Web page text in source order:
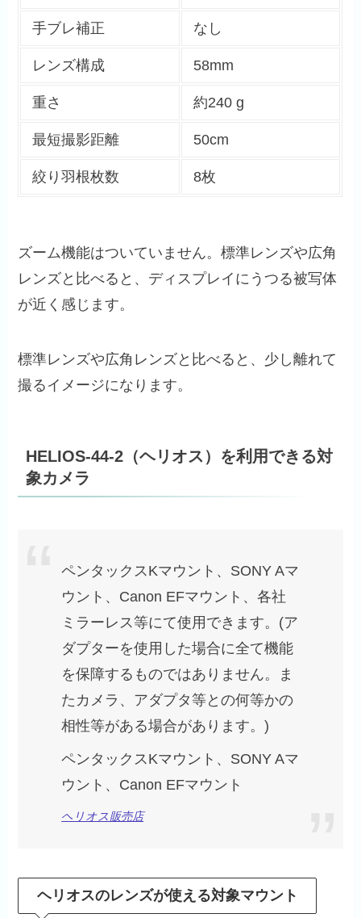
手ブレ補正 なし
レンズ構成 58mm
重さ 約240 g
最短撮影距離 50cm
絞り羽根枚数 8枚
ズーム機能はついていません。標準レンズや広角
レンズと比べると、ディスプレイにうつる被写体
が近く感じます。
標準レンズや広角レンズと比べると、少し離れて
撮るイメージになります。
HELIOS-44-2（ヘリオス）を利用できる対
象カメラ
ペンタックスKマウント、SONY Aマ
ウント、Canon EFマウント、各社
ミラーレス等にて使用できます。(ア
ダプターを使用した場合に全て機能
を保障するものではありません。ま
たカメラ、アダプタ等との何等かの
相性等がある場合があります。)
ペンタックスKマウント、SONY Aマ
ウント、Canon EFマウント
ヘリオス販売店
ヘリオスのレンズが使える対象マウント